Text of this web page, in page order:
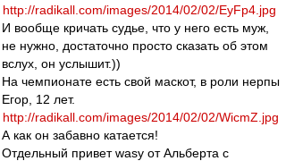
http://radikall.com/images/2014/02/02/EyFp4.jpg
И вообще кричать судье, что у него есть муж,
не нужно, достаточно просто сказать об этом
вслух, он услышит.))
На чемпионате есть свой маскот, в роли нерпы
Егор, 12 лет.
http://radikall.com/images/2014/02/02/WicmZ.jpg
А как он забавно катается!
Отдельный привет wasy от Альберта с